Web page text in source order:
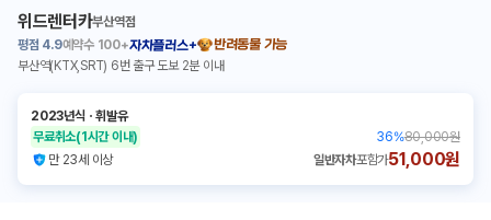
위드렌터카부산역점
평점 4.9예약수 100+자차플러스+
반려동물 가능
부산역(KTX,SRT) 6번 출구 도보 2분 이내
2023년식 ㆍ휘발유
무료취소(1시간 이내) 36%80,000원
만 23세 이상
일반자차포함가51,000원